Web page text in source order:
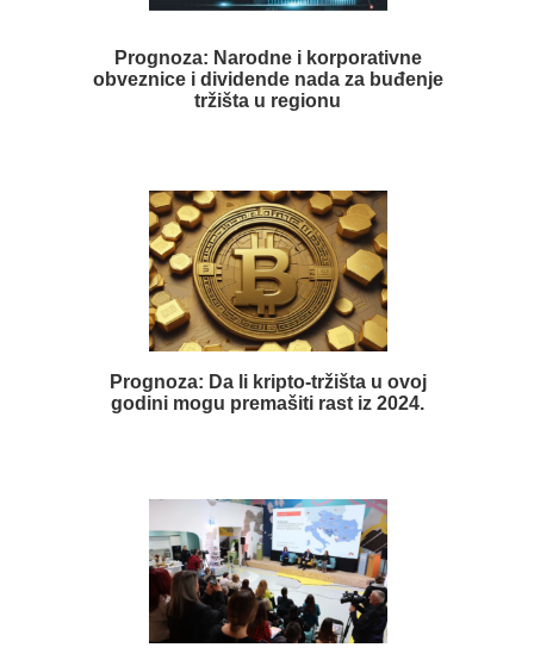
Prognoza: Narodne i korporativne
obveznice i dividende nada za buđenje
tržišta u regionu
Prognoza: Da li kripto-tržišta u ovoj
godini mogu premašiti rast iz 2024.